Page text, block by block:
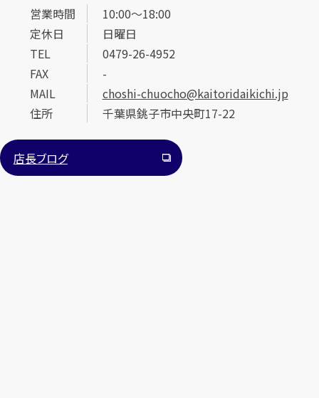
営業時間
10:00～18:00
定休日
日曜日
TEL
0479-26-4952
FAX
-
MAIL
choshi-chuocho@kaitoridaikichi.jp
住所
千葉県銚子市中央町17-22
店長ブログ